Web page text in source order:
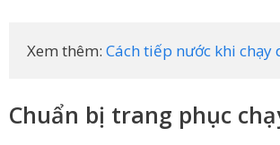
Xem thêm: Cách tiếp nước khi chạy
Chuẩn bị trang phục